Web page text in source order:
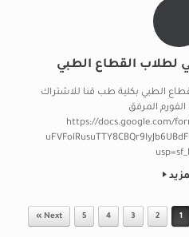
لطلاب القطاع الطبي
الطبي بكلية طب قنا للاشتراك
المرفق
https://docs.google.com/
1
2
3
4
5
Next »